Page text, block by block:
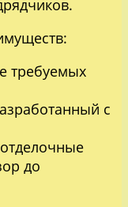
требуемых
с
до